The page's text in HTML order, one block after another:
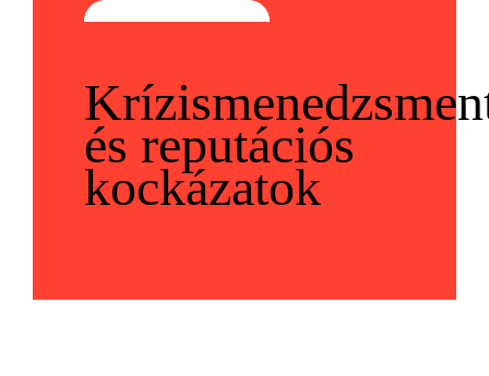
és reputációs
kockázatok